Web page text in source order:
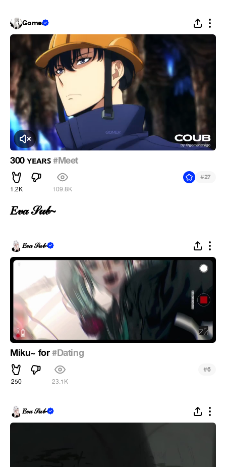
Gomer
Click to Unmute
300 ʏᴇᴀʀꜱ#Meet
1.2K 109.8K
#27
𝐸𝓋𝒶 𝒮𝓊𝒷~
𝐸𝓋𝒶 𝒮𝓊𝒷~
Miku~ for#Dating
250 23.1K
#6
𝐸𝓋𝒶 𝒮𝓊𝒷~